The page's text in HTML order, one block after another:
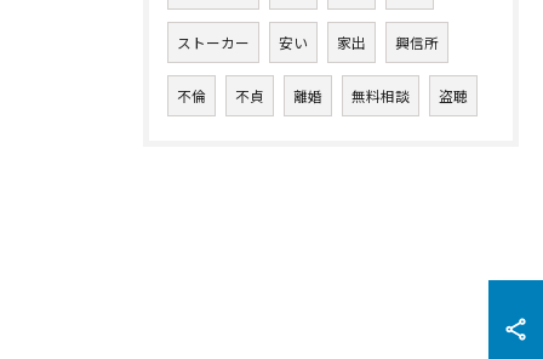
ストーカー 安い 家出 興信所
不倫 不貞 離婚 無料相談 盗聴